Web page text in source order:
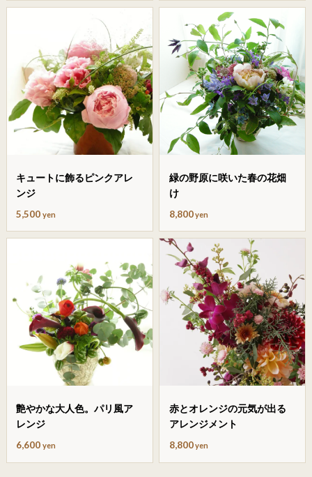
キュートに飾るピンクアレ
ンジ
5,500 yen
緑の野原に咲いた春の花畑
け
8,800yen
艶やかな大人色。パリ風ア
レンジ
6,600 yen
赤とオレンジの元気が出る
アレンジメント
8,800yen